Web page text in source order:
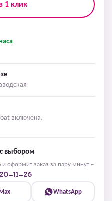
1 клик
включена.
выбором
оформит заказ за пару минут –
11-26
Max WhatsApp